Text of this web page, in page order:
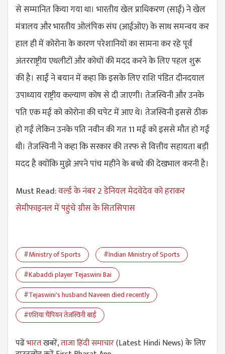
से सम्मानित किया गया था। भारतीय खेल प्राधिकरण (साईं) ने खेल
मंत्रालय और भारतीय ओलंपिक संघ (आईओए) के साथ समन्वय कर
हाल ही में कोरोना के कारण परेशानियों का सामना कर रहे पूर्व
अंतरराष्ट्रीय एथलीटों और कोचों की मदद करने के लिए पहल शुरू
की है। साईं ने बयान में कहा कि इसके लिए राशि पंडित दीनदयाल
उपाध्याय राष्ट्रीय कल्याण कोष से दी जाएगी। तेजस्विनी और उनके
पति एक मई को कोरोना की चपेट में आए थे। तेजस्विनी इससे ठीक
हो गईं लेकिन उनके पति नवीन की गत 11 मई को इससे मौत हो गई
थी। तेजस्विनी ने कहा​ कि सरकार की तरफ से वित्तीय सहायता बड़ी
मदद है क्योंकि मुझे अपने पांच महीने के बच्चे की देखभाल करनी है।
Must Read:वर्ल्ड के नंबर 2 डेनियल मेदवेदेव को हराकर
सेमीफाइनल में पहुंचे ग्रीस के सितसिपास
#Ministry of Sports
#Indian Ministry of Sports
#Kabaddi player Tejaswini Bai
#Tejaswini's husband Naveen died recently
#एशिया चैंपियन तेजस्विनी बाई
पढेंभारतखबरें,ताजा हिंदी समाचार(Latest Hindi News) के लिए